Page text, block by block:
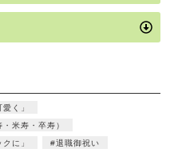
く」
米寿・卒寿）
に」
退職御祝い